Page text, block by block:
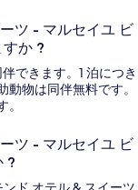
ツ - マルセイユ ビ
か ?
できます。1 泊につき
動物は同伴無料です。
ツ - マルセイユ ビ
?